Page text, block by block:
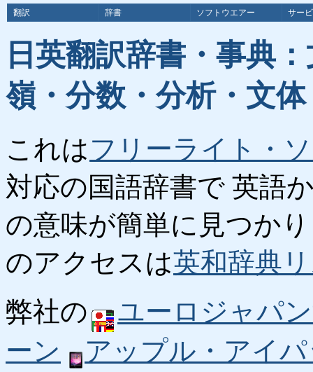
翻訳 辞書 ソフトウエアー サー
日英翻訳辞書・事典
嶺・分数・分析・文
これはフリーライト・
対応の国語辞書で 英語
の意味が簡単に見つか
のアクセスは英和辞典
弊社の
ユーロジャパ
ーン
アップル・アイ